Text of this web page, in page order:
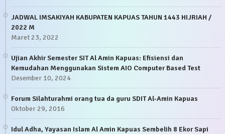
JADWAL IMSAKIYAH KABUPATEN KAPUAS TAHUN 1443 HIJRIAH /
2022 M
Maret 23, 2022
Ujian Akhir Semester SIT Al Amin Kapuas: Efisiensi dan
Kemudahan Menggunakan Sistem AIO Computer Based Test
Desember 10, 2024
Forum Silahturahmi orang tua da guru SDIT Al-Amin Kapuas
Oktober 29, 2016
Idul Adha, Yayasan Islam Al Amin Kapuas Sembelih 8 Ekor Sapi